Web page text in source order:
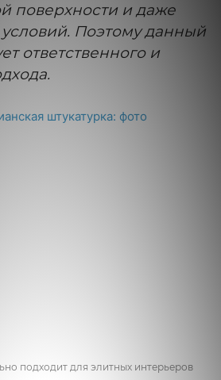
поверхности и даже
Поэтому данный
ответственного и
подходит для элитных интерьеров